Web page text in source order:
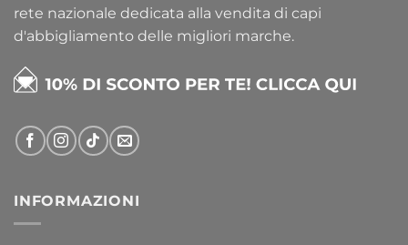
rete nazionale dedicata alla vendita di capi
d'abbigliamento delle migliori marche.
INFORMAZIONI